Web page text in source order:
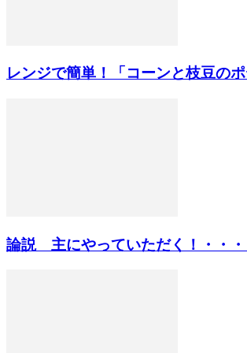
レンジで簡単！「コーンと枝豆の
論説 主にやっていただく！・・・